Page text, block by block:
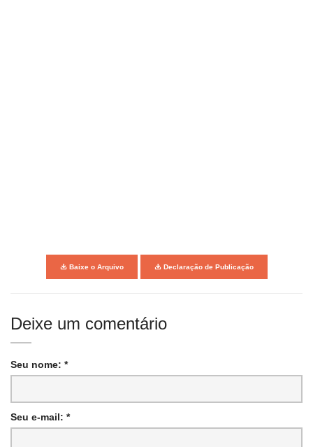
Baixe o Arquivo Declaração de Publicação
Deixe um comentário
Seu nome: *
Seu e-mail: *